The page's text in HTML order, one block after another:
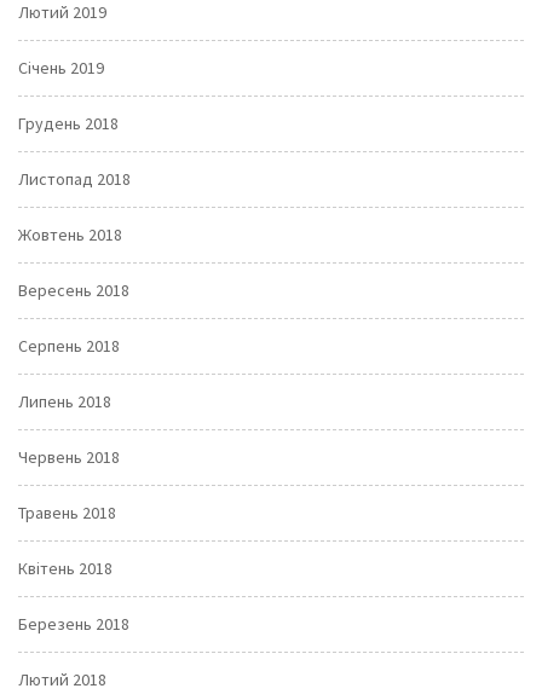
Лютий 2019
Січень 2019
Грудень 2018
Листопад 2018
Жовтень 2018
Вересень 2018
Серпень 2018
Липень 2018
Червень 2018
Травень 2018
Квітень 2018
Березень 2018
Лютий 2018